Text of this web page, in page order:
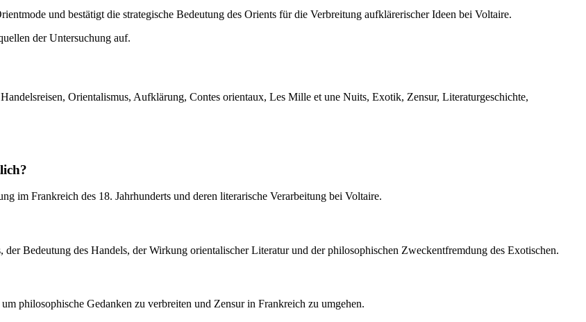
und bestätigt die strategische Bedeutung des Orients für die Verbreitung aufklärerischer Ideen bei Voltaire.
der Untersuchung auf.
Orientalismus, Aufklärung, Contes orientaux, Les Mille et une Nuits, Exotik, Zensur, Literaturgeschichte,
im Frankreich des 18. Jahrhunderts und deren literarische Verarbeitung bei Voltaire.
Bedeutung des Handels, der Wirkung orientalischer Literatur und der philosophischen Zweckentfremdung des Exotischen.
philosophische Gedanken zu verbreiten und Zensur in Frankreich zu umgehen.